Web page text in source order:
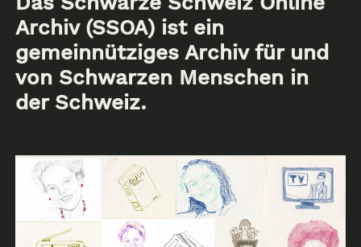
Archiv (SSOA) ist ein
gemeinnütziges Archiv für und
von Schwarzen Menschen in
der Schweiz.